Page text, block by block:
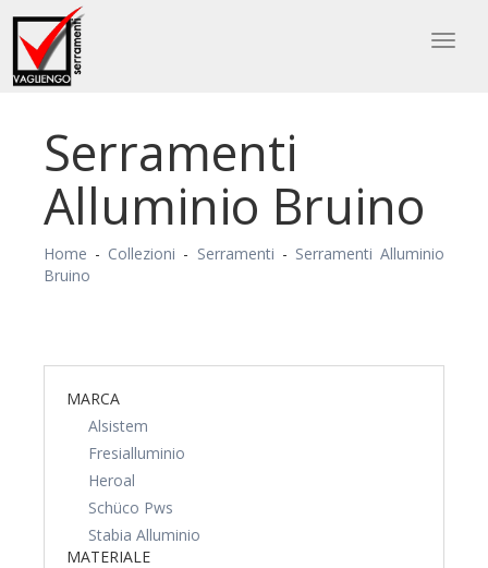
Serramenti
Alluminio Bruino
Home - Collezioni - Serramenti - Serramenti Alluminio
Bruino
MARCA
Alsistem
Fresialluminio
Heroal
Schüco Pws
Stabia Alluminio
MATERIALE